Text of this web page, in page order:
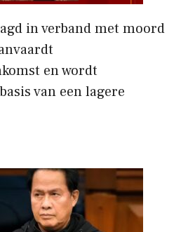
in verband met moord
en wordt
van een lagere